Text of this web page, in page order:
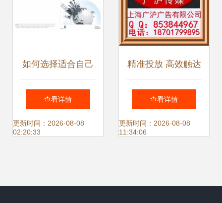
如何选择适合自己
的网游推广与代理
广告策略？
查看详情
更新时间：2026-08-08
02:20:33
精准投放 高效触达
——解析惠州日报
与格尔木日报广告
查看详情
更新时间：2026-08-08
11:34:06